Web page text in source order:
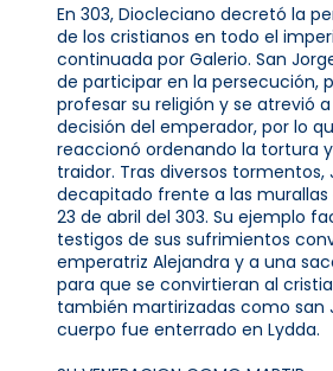
En 303, Diocleciano decretó la
de los cristianos en todo el
continuada por Galerio. San
de participar en la persecución,
profesar su religión y se atrevió
decisión del emperador, por lo
reaccionó ordenando la tortura
traidor. Tras diversos tormentos,
decapitado frente a las murallas
23 de abril del 303. Su ejemplo
testigos de sus sufrimientos
emperatriz Alejandra y a una
para que se convirtieran al
también martirizadas como san
cuerpo fue enterrado en Lydda.